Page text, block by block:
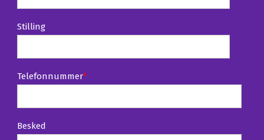
Stilling
Telefonnummer*
Besked